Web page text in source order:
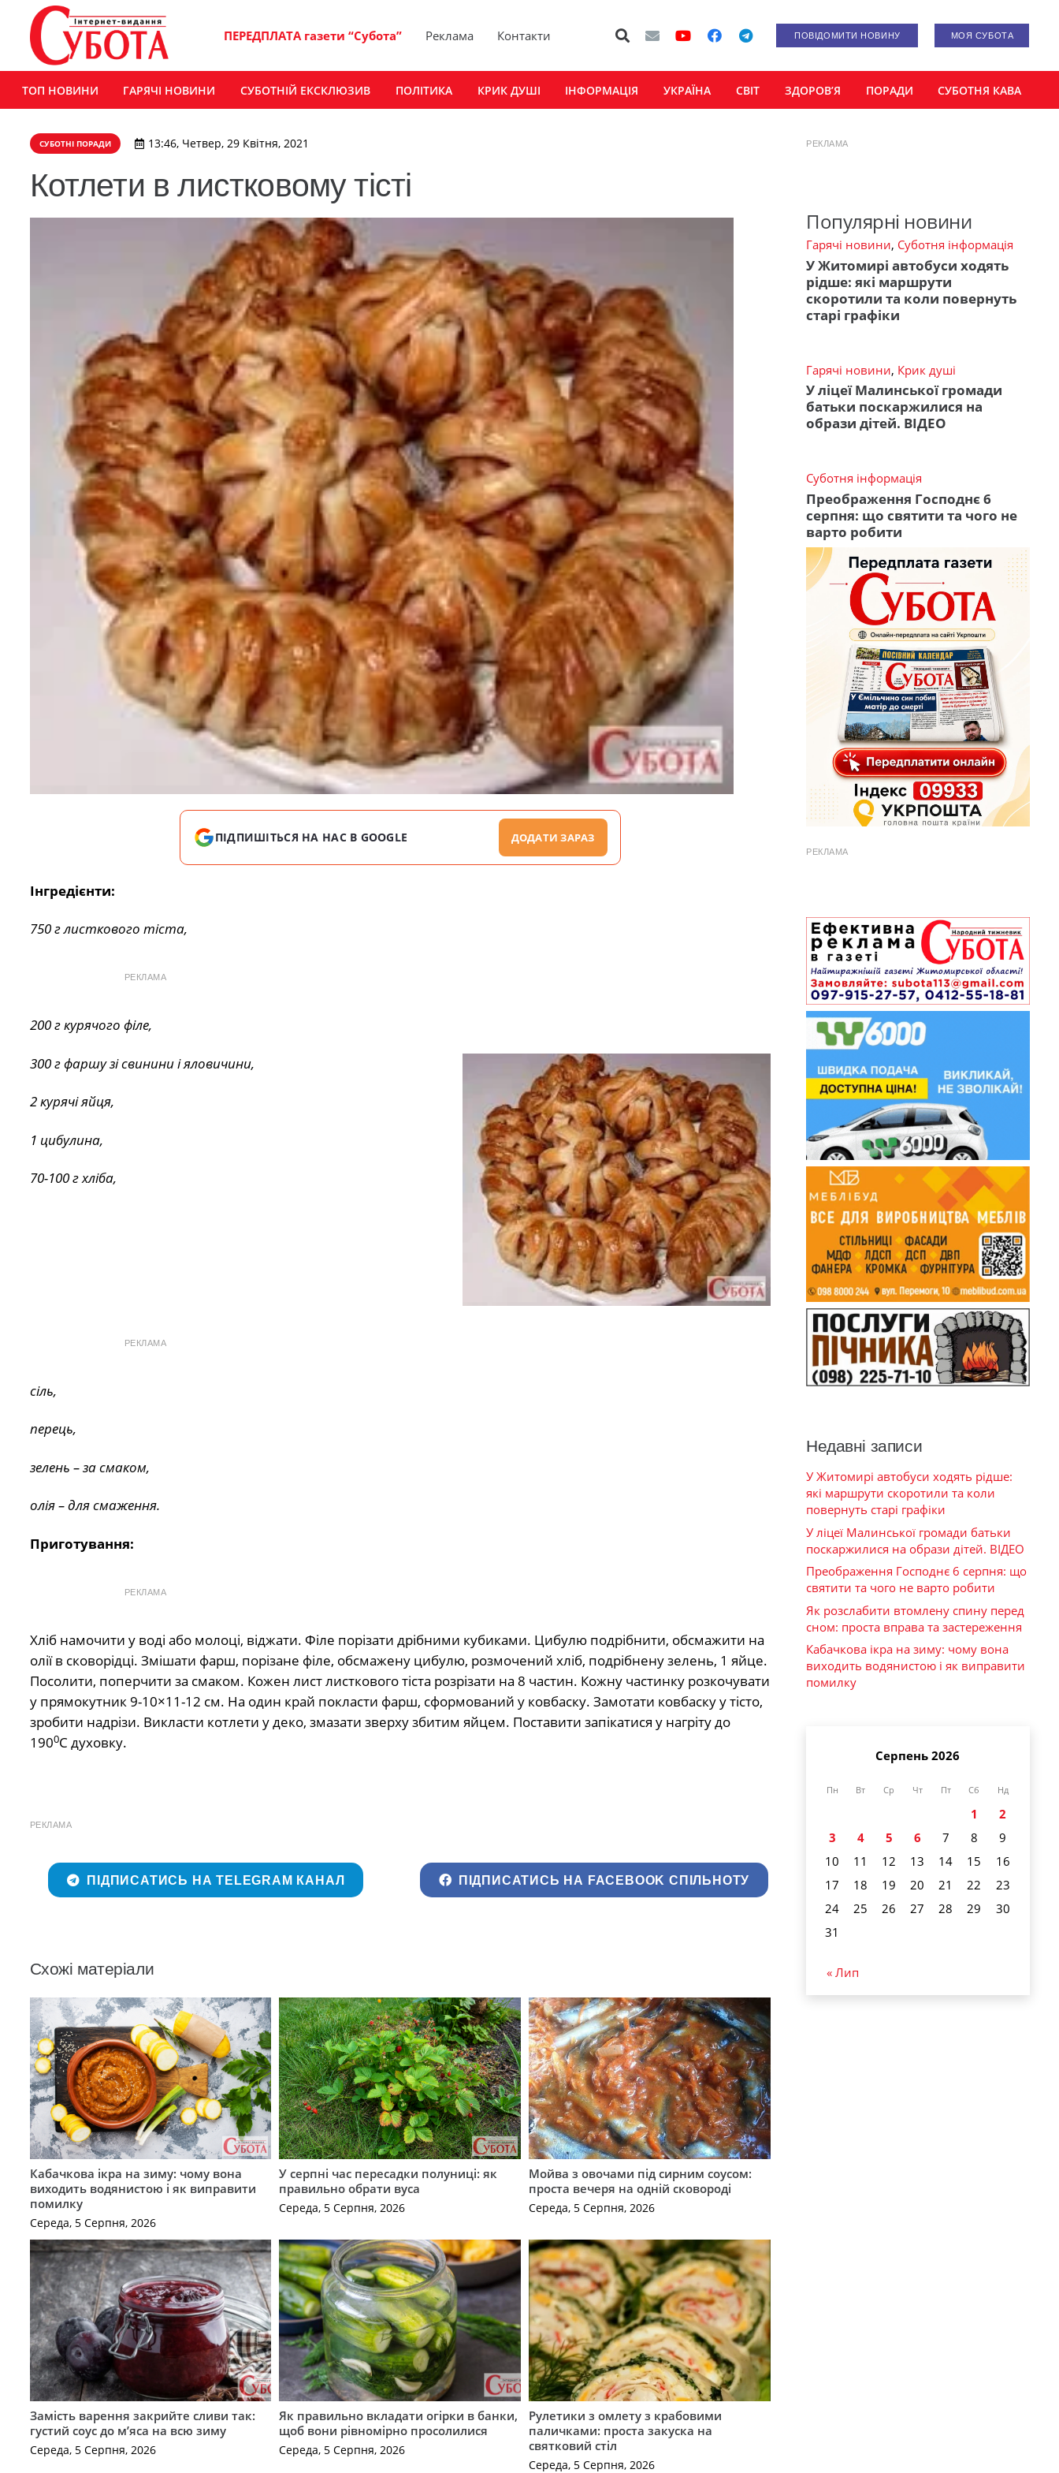
ПЕРЕДПЛАТА газети “Субота” Реклама Контакти ПОВІДОМИТИ НОВИНУ МОЯ СУБОТА
ТОП НОВИНИ ГАРЯЧІ НОВИНИ СУБОТНІЙ ЕКСКЛЮЗИВ ПОЛІТИКА КРИК ДУШІ ІНФОРМАЦІЯ УКРАЇНА СВІТ ЗДОРОВ’Я ПОРАДИ СУБОТНЯ КАВА
СУБОТНІ ПОРАДИ 13:46, Четвер, 29 Квітня, 2021
Котлети в листковому тісті
ПІДПИШІТЬСЯ НА НАС В GOOGLE ДОДАТИ ЗАРАЗ
Інгредієнти:
750 г листкового тіста,
РЕКЛАМА
200 г курячого філе,
300 г фаршу зі свинини і яловичини,
2 курячі яйця,
1 цибулина,
70-100 г хліба,
РЕКЛАМА
сіль,
перець,
зелень – за смаком,
олія – для смаження.
Приготування:
РЕКЛАМА
Хліб намочити у воді або молоці, віджати. Філе порізати дрібними кубиками. Цибулю подрібнити, обсмажити на
олії в сковорідці. Змішати фарш, порізане філе, обсмажену цибулю, розмочений хліб, подрібнену зелень, 1 яйце.
Посолити, поперчити за смаком. Кожен лист листкового тіста розрізати на 8 частин. Кожну частинку розкочувати
у прямокутник 9-10×11-12 см. На один край покласти фарш, сформований у ковбаску. Замотати ковбаску у тісто,
зробити надрізи. Викласти котлети у деко, змазати зверху збитим яйцем. Поставити запікатися у нагріту до
1900С духовку.
РЕКЛАМА
ПІДПИСАТИСЬ НА TELEGRAM КАНАЛ ПІДПИСАТИСЬ НА FACEBOOK СПІЛЬНОТУ
Схожі матеріали
Кабачкова ікра на зиму: чому вона
виходить водянистою і як виправити
помилку
Середа, 5 Серпня, 2026
У серпні час пересадки полуниці: як
правильно обрати вуса
Середа, 5 Серпня, 2026
Мойва з овочами під сирним соусом:
проста вечеря на одній сковороді
Середа, 5 Серпня, 2026
Замість варення закрийте сливи так:
густий соус до м’яса на всю зиму
Середа, 5 Серпня, 2026
Як правильно вкладати огірки в банки,
щоб вони рівномірно просолилися
Середа, 5 Серпня, 2026
Рулетики з омлету з крабовими
паличками: проста закуска на
святковий стіл
Середа, 5 Серпня, 2026
РЕКЛАМА
Популярні новини
Гарячі новини, Суботня інформація
У Житомирі автобуси ходять
рідше: які маршрути
скоротили та коли повернуть
старі графіки
Гарячі новини, Крик душі
У ліцеї Малинської громади
батьки поскаржилися на
образи дітей. ВІДЕО
Суботня інформація
Преображення Господнє 6
серпня: що святити та чого не
варто робити
РЕКЛАМА
Недавні записи
У Житомирі автобуси ходять рідше:
які маршрути скоротили та коли
повернуть старі графіки
У ліцеї Малинської громади батьки
поскаржилися на образи дітей. ВІДЕО
Преображення Господнє 6 серпня: що
святити та чого не варто робити
Як розслабити втомлену спину перед
сном: проста вправа та застереження
Кабачкова ікра на зиму: чому вона
виходить водянистою і як виправити
помилку
Серпень 2026
Пн Вт Ср Чт Пт Сб Нд
1
2
3
4 5 6 7 8
9
10
11 12 13 14 15
16
17
18 19 20 21 22
23
24
25 26 27 28 29
30
31
« Лип